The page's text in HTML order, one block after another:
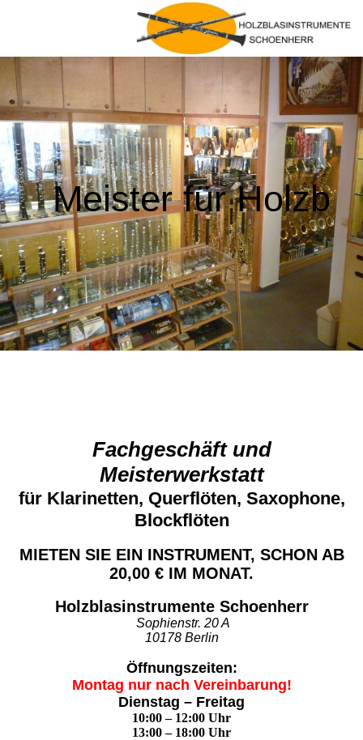
Meister für Holzb
Fachgeschäft und
Meisterwerkstatt
für Klarinetten, Querflöten, Saxophone,
Blockflöten
MIETEN SIE EIN INSTRUMENT, SCHON AB
20,00 € IM MONAT.
Holzblasinstrumente Schoenherr
Sophienstr. 20 A
10178 Berlin
Öffnungszeiten:
Montag nur nach Vereinbarung!
Dienstag – Freitag
10:00 – 12:00 Uhr
13:00 – 18:00 Uhr